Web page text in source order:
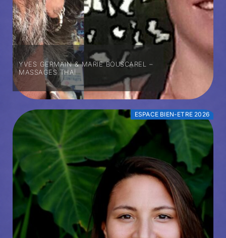
YVES GERMAIN & MARIE BOUSCAREL –
MASSAGES THAÏ
ESPACE BIEN-ETRE 2026